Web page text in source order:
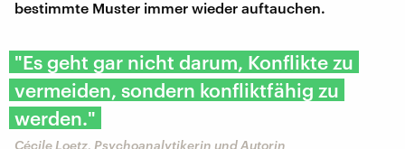
bestimmte Muster immer wieder auftauchen.
"Es geht gar nicht darum, Konflikte zu
vermeiden, sondern konfliktfähig zu
werden."
Cécile Loetz, Psychoanalytikerin und Autorin